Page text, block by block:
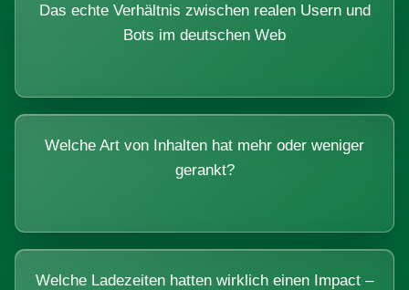
Das echte Verhältnis zwischen realen Usern und
Bots im deutschen Web
Welche Art von Inhalten hat mehr oder weniger
gerankt?
Welche Ladezeiten hatten wirklich einen Impact –